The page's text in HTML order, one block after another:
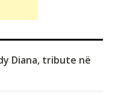
Diana, tribute në